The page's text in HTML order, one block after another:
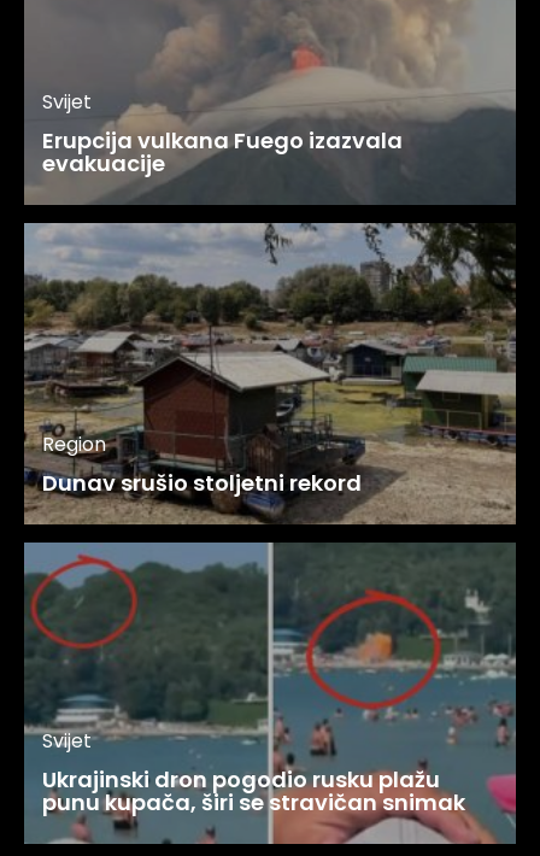
Svijet
Erupcija vulkana Fuego izazvala
evakuacije
Region
Dunav srušio stoljetni rekord
Svijet
Ukrajinski dron pogodio rusku plažu
punu kupača, širi se stravičan snimak